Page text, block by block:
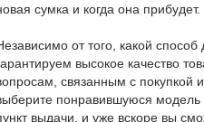
сумка и когда она прибудет.
от того, какой
высокое качество
связанным с покупкой
понравившуюся модель
выдачи, и уже вскоре вы